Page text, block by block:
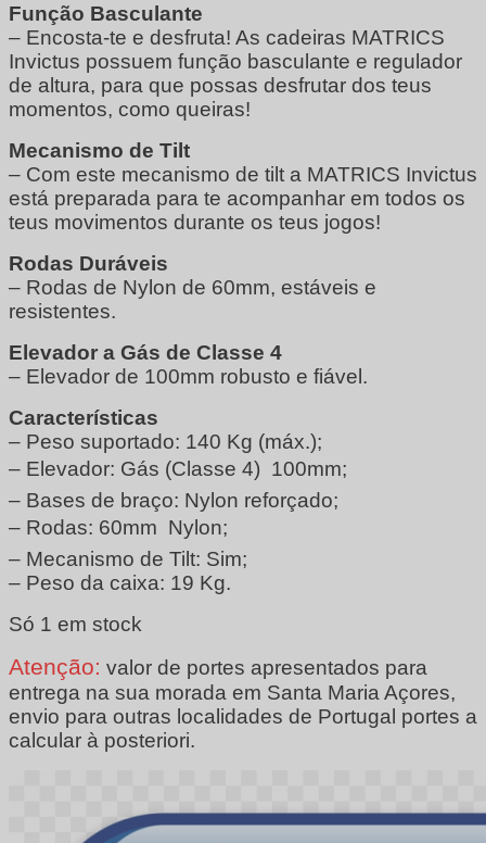
Função Basculante
– Encosta-te e desfruta! As cadeiras MATRICS
Invictus possuem função basculante e regulador
de altura, para que possas desfrutar dos teus
momentos, como queiras!
Mecanismo de Tilt
– Com este mecanismo de tilt a MATRICS Invictus
está preparada para te acompanhar em todos os
teus movimentos durante os teus jogos!
Rodas Duráveis
– Rodas de Nylon de 60mm, estáveis e
resistentes.
Elevador a Gás de Classe 4
– Elevador de 100mm robusto e fiável.
Características
– Peso suportado: 140 Kg (máx.);
– Elevador: Gás (Classe 4)  100mm;
– Bases de braço: Nylon reforçado;
– Rodas: 60mm  Nylon;
– Mecanismo de Tilt: Sim;
– Peso da caixa: 19 Kg.
Só 1 em stock
Atenção: valor de portes apresentados para
entrega na sua morada em Santa Maria Açores,
envio para outras localidades de Portugal portes a
calcular à posteriori.